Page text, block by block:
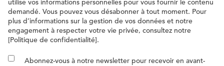
utilise vos informations personnelles pour vous fournir le contenu
demandé. Vous pouvez vous désabonner à tout moment. Pour
plus d’informations sur la gestion de vos données et notre
engagement à respecter votre vie privée, consultez notre
[Politique de confidentialité].
Abonnez-vous à notre newsletter pour recevoir en avant-